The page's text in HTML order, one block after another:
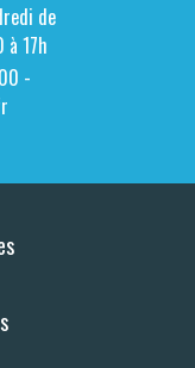
de
à 17h
-